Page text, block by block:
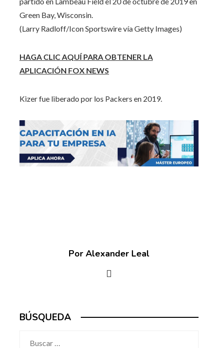
Green Bay, Wisconsin.
(Larry Radloff/Icon Sportswire vía Getty Images)
HAGA CLIC AQUÍ PARA OBTENER LA
APLICACIÓN FOX NEWS
Kizer fue liberado por los Packers en 2019.
Por Alexander Leal
BÚSQUEDA